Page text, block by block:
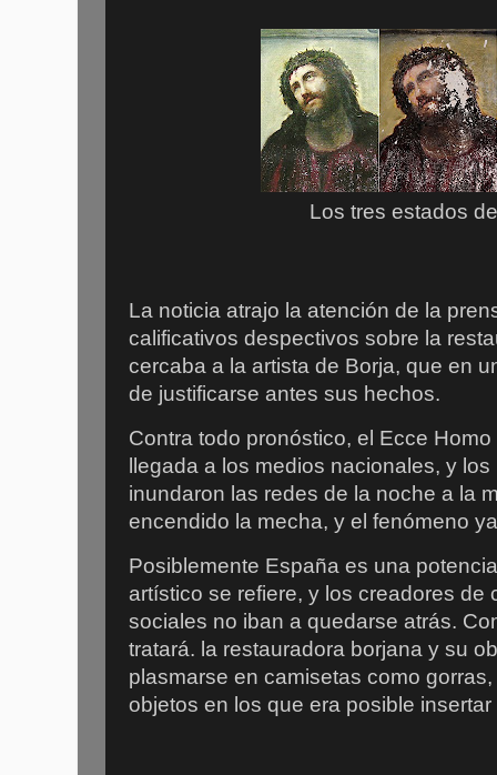
Los tres estados
La noticia atrajo la atención de la
calificativos despectivos sobre la
cercaba a la artista de Borja, que en
de justificarse antes sus hechos.
Contra todo pronóstico, el Ecce
llegada a los medios nacionales, y
inundaron las redes de la noche a la
encendido la mecha, y el fenómeno
Posiblemente España es una
artístico se refiere, y los creadores de
sociales no iban a quedarse atrás.
tratará. la restauradora borjana y su
plasmarse en camisetas como
objetos en los que era posible